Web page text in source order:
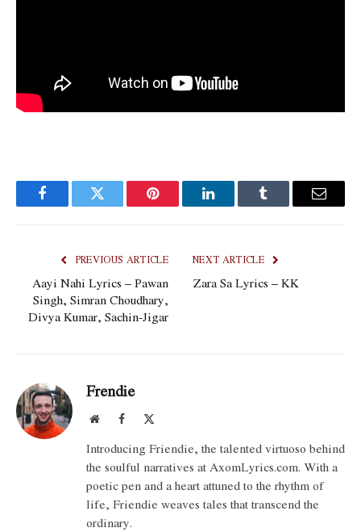
FacebookTwitter Pinterest LinkedInTumblr Email
PREVIOUS ARTICLE
Aayi Nahi Lyrics – Pawan
Singh, Simran Choudhary,
Divya Kumar, Sachin-Jigar
NEXT ARTICLE
Zara Sa Lyrics – KK
Frendie
WebsiteFacebook
Introducing Friendie, the talented virtuoso behind
the soulful narratives at AxomLyrics.com. With a
poetic pen and a heart attuned to the rhythm of
life, Friendie weaves tales that transcend the
ordinary.